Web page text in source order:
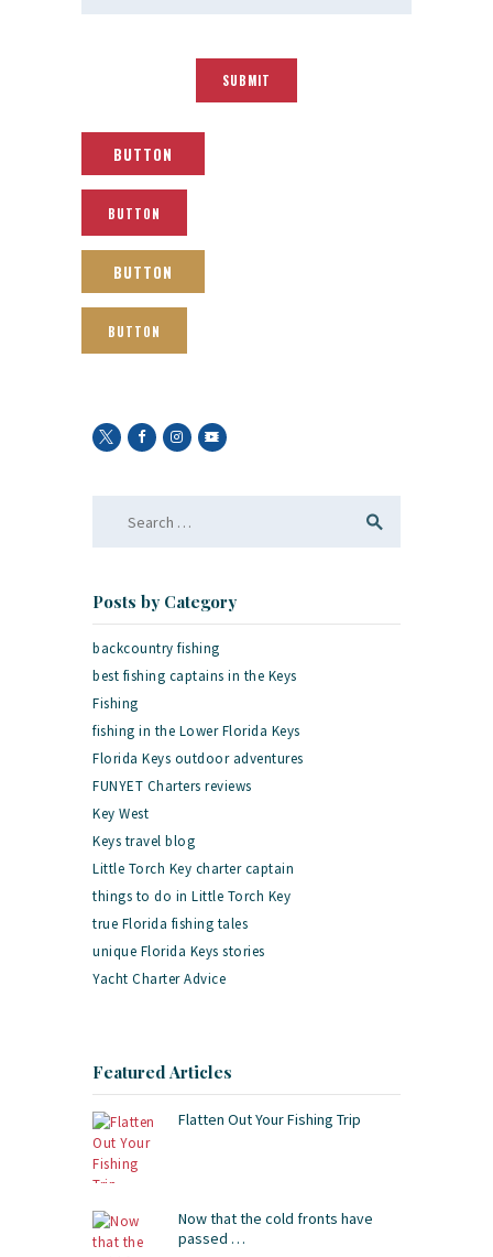
BUTTON
BUTTON
BUTTON
BUTTON
Posts by Category
backcountry fishing
best fishing captains in the Keys
Fishing
fishing in the Lower Florida Keys
Florida Keys outdoor adventures
FUNYET Charters reviews
Key West
Keys travel blog
Little Torch Key charter captain
things to do in Little Torch Key
true Florida fishing tales
unique Florida Keys stories
Yacht Charter Advice
Featured Articles
Flatten Out Your Fishing Trip
Now that the cold fronts have
passed …